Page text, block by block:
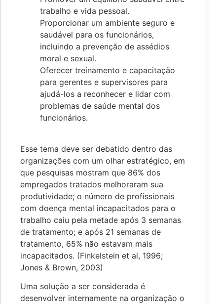
trabalho e vida pessoal.
Proporcionar um ambiente seguro e
saudável para os funcionários,
incluindo a prevenção de assédios
moral e sexual.
Oferecer treinamento e capacitação
para gerentes e supervisores para
ajudá-los a reconhecer e lidar com
problemas de saúde mental dos
funcionários.
Esse tema deve ser debatido dentro das
organizações com um olhar estratégico, em
que pesquisas mostram que 86% dos
empregados tratados melhoraram sua
produtividade; o número de profissionais
com doença mental incapacitados para o
trabalho caiu pela metade após 3 semanas
de tratamento; e após 21 semanas de
tratamento, 65% não estavam mais
incapacitados. (Finkelstein et al, 1996;
Jones & Brown, 2003)
Uma solução a ser considerada é
desenvolver internamente na organização o